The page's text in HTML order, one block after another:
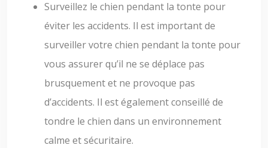
Surveillez le chien pendant la tonte pour
éviter les accidents. Il est important de
surveiller votre chien pendant la tonte pour
vous assurer qu’il ne se déplace pas
brusquement et ne provoque pas
d’accidents. Il est également conseillé de
tondre le chien dans un environnement
calme et sécuritaire.